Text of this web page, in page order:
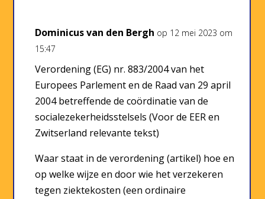
Dominicus van den Bergh op 12 mei 2023 om
15:47
Verordening (EG) nr. 883/2004 van het
Europees Parlement en de Raad van 29 april
2004 betreffende de coördinatie van de
socialezekerheidsstelsels (Voor de EER en
Zwitserland relevante tekst)
Waar staat in de verordening (artikel) hoe en
op welke wijze en door wie het verzekeren
tegen ziektekosten (een ordinaire